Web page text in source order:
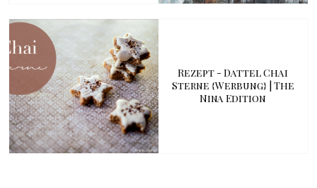
Rezept - Dattel Chai
Sterne {Werbung} | The
Nina Edition